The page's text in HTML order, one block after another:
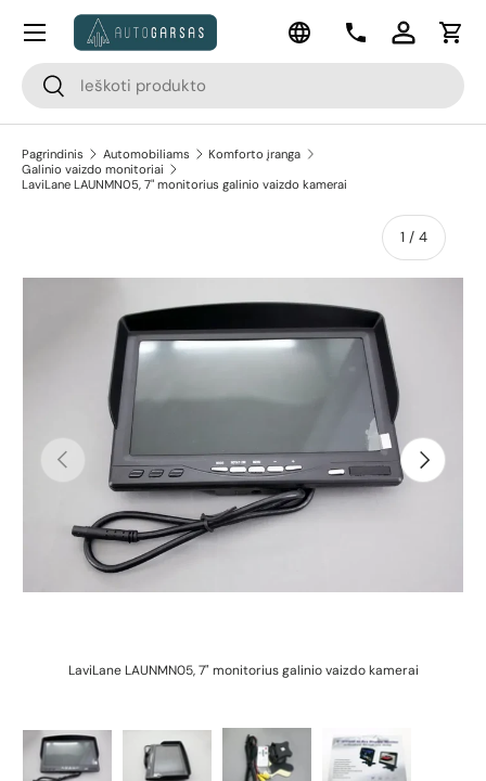
Pereiti prie turinio
Paieška
Paieška
Kalba
KontaktaiPrisijungti
Meniu
Pagrindinis Automobiliams
Komforto įranga
Galinio vaizdo monitoriai
LaviLane LAUNMN05, 7" monitorius galinio vaizdo kamerai
LaviLane LAUNMN05, 7" monitorius galinio vaizdo kamerai
Ankstesnis
1 / apie
4
Kitas